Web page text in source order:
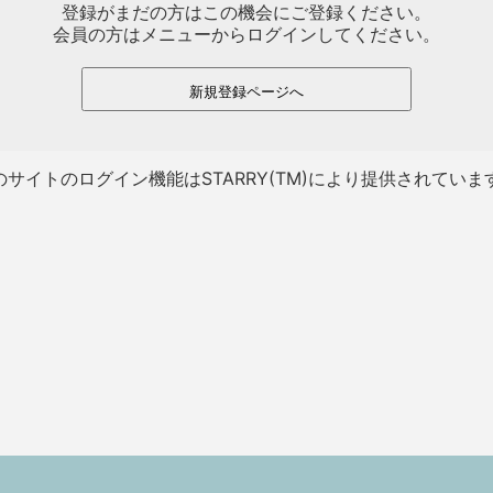
登録がまだの方はこの機会にご登録ください。
会員の方はメニューからログインしてください。
新規登録ページへ
サイトのログイン機能はSTARRY(TM)により提供されていま